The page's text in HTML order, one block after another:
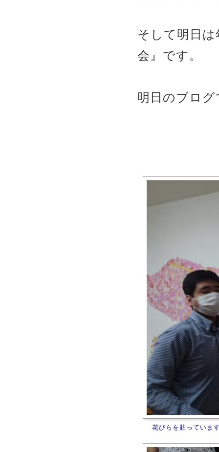
そして明日
会』です。
明日のブロ
花びらを貼っていま